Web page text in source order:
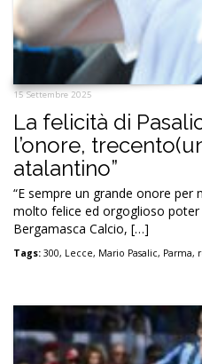
15 Settembre 2025
La felicità di
l’onore,
atalantino”
“E sempre un grande onore per
molto felice ed orgoglioso
Bergamasca Calcio, […]
Tags: 300, Lecce, Mario Pasalic, Parma,